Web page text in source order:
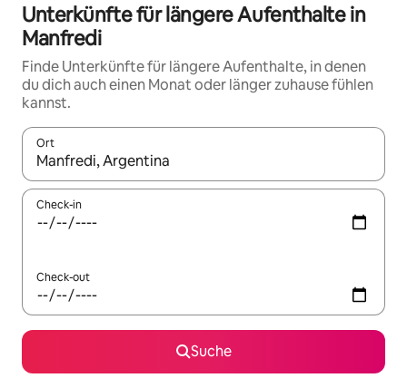
Unterkünfte für längere Aufenthalte in
Manfredi
Finde Unterkünfte für längere Aufenthalte, in denen
du dich auch einen Monat oder länger zuhause fühlen
kannst.
Ort
Wenn Ergebnisse verfügbar sind, navigiere mit den
Check-in
Check-out
Suche